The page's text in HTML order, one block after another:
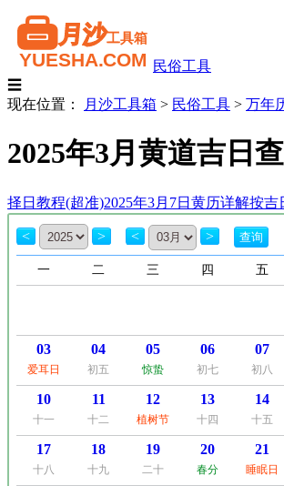
民俗工具
☰
现在位置：
月沙工具箱 > 民俗工具 > 万年
2025年3月黄道吉日
择日教程(超准)2025年3月7日黄历详解按吉
< > < >
一 二 三 四 五
03
爱耳日
04
初五
05
惊蛰
06
初七
07
初八
10
十一
11
十二
12
植树节
13
十四
14
十五
17
十八
18
十九
19
二十
20
春分
21
睡眠日